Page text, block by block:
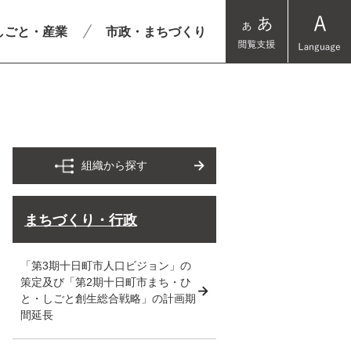
ごと・産業 市政・まちづくり
組織から探す
まちづくり・行政
「第3期十日町市人口ビジョン」の
策定及び「第2期十日町市まち・ひ
と・しごと創生総合戦略」の計画期
間延長